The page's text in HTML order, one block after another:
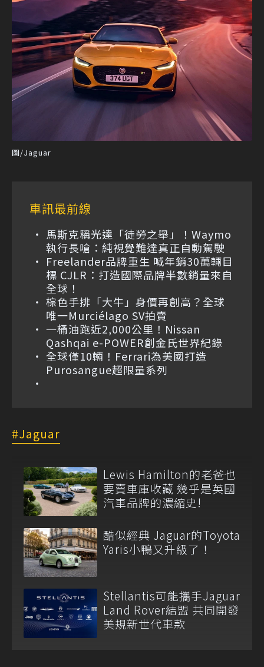
圖/Jaguar
車訊最前線
馬斯克稱光達「徒勞之舉」！Waymo
執行長嗆：純視覺難達真正自動駕駛
Freelander品牌重生 喊年銷30萬輛目
標 CJLR：打造國際品牌半數銷量來自
全球！
棕色手排「大牛」身價再創高？全球
唯一Murciélago SV拍賣
一桶油跑近2,000公里！Nissan
Qashqai e-POWER創金氏世界紀錄
全球僅10輛！Ferrari為美國打造
Purosangue超限量系列
Jaguar
Lewis Hamilton的老爸也
要賣車庫收藏 幾乎是英國
汽車品牌的濃縮史!
酷似經典 Jaguar的Toyota
Yaris小鴨又升級了！
Stellantis可能攜手Jaguar
Land Rover結盟 共同開發
美規新世代車款